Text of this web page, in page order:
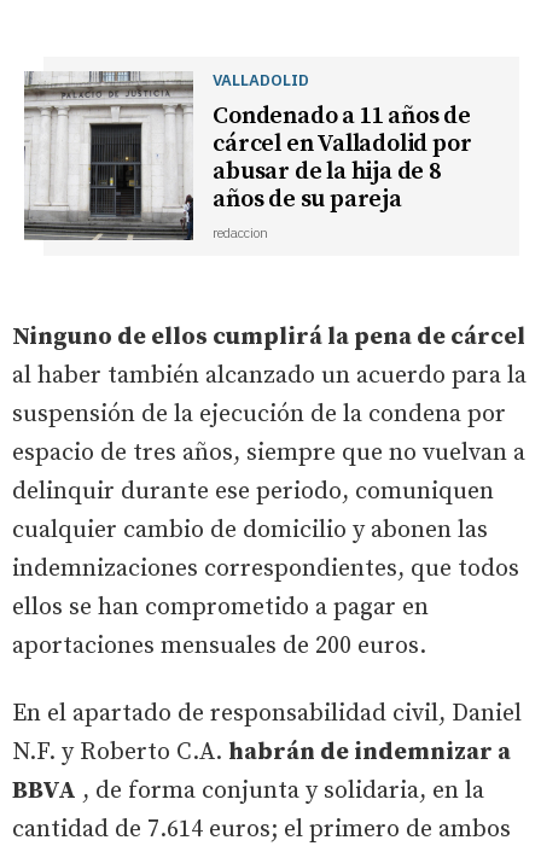
VALLADOLID
Condenado a 11 años de
cárcel en Valladolid por
abusar de la hija de 8
años de su pareja
redaccion
Ninguno de ellos cumplirá la pena de cárcel
al haber también alcanzado un acuerdo para la
suspensión de la ejecución de la condena por
espacio de tres años, siempre que no vuelvan a
delinquir durante ese periodo, comuniquen
cualquier cambio de domicilio y abonen las
indemnizaciones correspondientes, que todos
ellos se han comprometido a pagar en
aportaciones mensuales de 200 euros.
En el apartado de responsabilidad civil, Daniel
N.F. y Roberto C.A. habrán de indemnizar a
BBVA , de forma conjunta y solidaria, en la
cantidad de 7.614 euros; el primero de ambos